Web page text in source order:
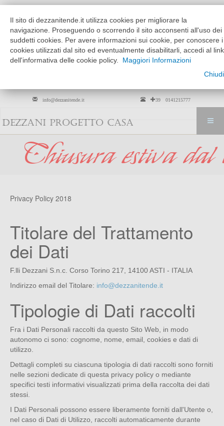
POMERIGGIO
MARTEDÌ --> VENERDÌ
9:30 - 12:30
15:30 - 19:30
SABATO
9:30 - 12:30
solo su
appuntamento
+39 0141215777
info@dezzanitende.it
DEZZANI PROGETTO CASA
estiva dal 01
Privacy Policy 2018
Titolare del Trattamento
dei Dati
F.lli Dezzani S.n.c. Corso Torino 217, 14100 ASTI - ITALIA
Indirizzo email del Titolare: info@dezzanitende.it
Tipologie di Dati raccolti
Fra i Dati Personali raccolti da questo Sito Web, in modo
autonomo ci sono: cognome, nome, email, cookies e dati di
utilizzo.
Dettagli completi su ciascuna tipologia di dati raccolti sono forniti
nelle sezioni dedicate di questa privacy policy o mediante
specifici testi informativi visualizzati prima della raccolta dei dati
stessi.
I Dati Personali possono essere liberamente forniti dall'Utente o,
nel caso di Dati di Utilizzo, raccolti automaticamente durante
Il sito di dezzanitende.it utilizza cookies per migliorare la
navigazione. Proseguendo o scorrendo il sito acconsenti all'uso dei
suddetti cookies. Per avere informazioni sui cookie, per conoscere i
cookies utilizzati dal sito ed eventualmente disabilitarli, accedi al link
dell'informativa delle cookie policy.
Maggiori Informazioni
Chiudi